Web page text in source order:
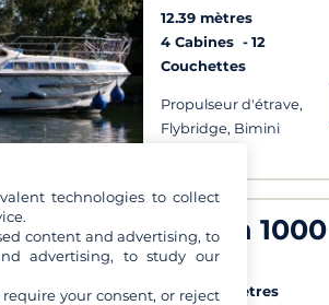
12.39 mètres
4 Cabines
12
Couchettes
Propulseur d'étrave,
Flybridge, Bimini
Sedan 1000
Plagny
1994
10 mètres
technologies to collect
content and advertising, to
advertising, to study our
your consent, or reject